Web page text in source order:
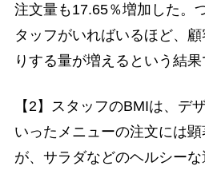
注文量も17.65％増加した。
タッフがいればいるほど、
りする量が増えるという結果
【2】スタッフのBMIは、デ
いったメニューの注文には
が、サラダなどのヘルシー